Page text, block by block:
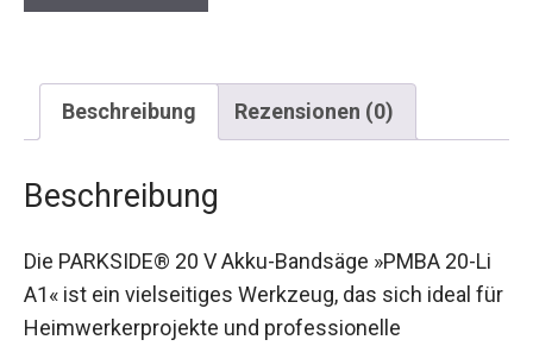
Beschreibung Rezensionen (0)
Beschreibung
Die PARKSIDE® 20 V Akku-Bandsäge »PMBA 20-Li
A1« ist ein vielseitiges Werkzeug, das sich ideal für
Heimwerkerprojekte und professionelle